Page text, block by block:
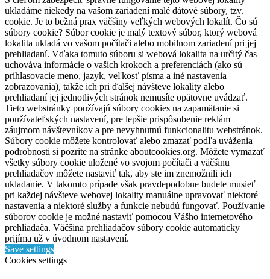
ukladáme niekedy na vašom zariadení malé dátové súbory, tzv.
cookie. Je to bežná prax väčšiny veľkých webových lokalít. Čo sú
súbory cookie? Súbor cookie je malý textový súbor, ktorý webová
lokalita ukladá vo vašom počítači alebo mobilnom zariadení pri jej
prehliadaní. Vďaka tomuto súboru si webová lokalita na určitý čas
uchováva informácie o vašich krokoch a preferenciách (ako sú
prihlasovacie meno, jazyk, veľkosť písma a iné nastavenia
zobrazovania), takže ich pri ďalšej návšteve lokality alebo
prehliadaní jej jednotlivých stránok nemusíte opätovne uvádzať.
Tieto webstránky používajú súbory cookies na zapamätanie si
používateľských nastavení, pre lepšie prispôsobenie reklám
záujmom návštevníkov a pre nevyhnutnú funkcionalitu webstránok.
Súbory cookie môžete kontrolovať alebo zmazať podľa uváženia –
podrobnosti si pozrite na stránke aboutcookies.org. Môžete vymazať
všetky súbory cookie uložené vo svojom počítači a väčšinu
prehliadačov môžete nastaviť tak, aby ste im znemožnili ich
ukladanie. V takomto prípade však pravdepodobne budete musieť
pri každej návšteve webovej lokality manuálne upravovať niektoré
nastavenia a niektoré služby a funkcie nebudú fungovať. Používanie
súborov cookie je možné nastaviť pomocou Vášho internetového
prehliadača. Väčšina prehliadačov súbory cookie automaticky
prijíma už v úvodnom nastavení.
Save settings
Cookies settings